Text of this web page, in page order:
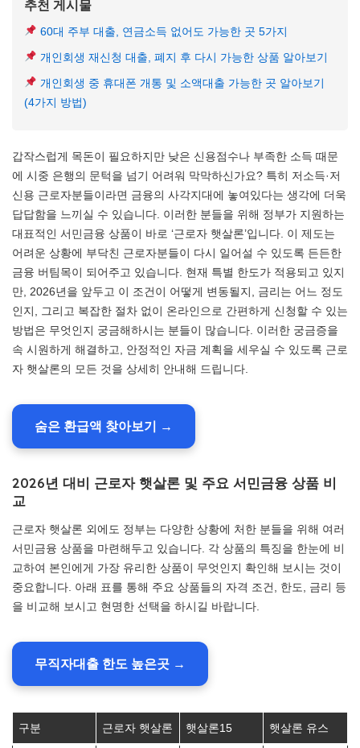
추천 게시물
60대 주부 대출, 연금소득 없어도 가능한 곳 5가지
개인회생 재신청 대출, 폐지 후 다시 가능한 상품 알아보기
개인회생 중 휴대폰 개통 및 소액대출 가능한 곳 알아보기
(4가지 방법)
갑작스럽게 목돈이 필요하지만 낮은 신용점수나 부족한 소득 때문
에 시중 은행의 문턱을 넘기 어려워 막막하신가요? 특히 저소득·저
신용 근로자분들이라면 금융의 사각지대에 놓여있다는 생각에 더욱
답답함을 느끼실 수 있습니다. 이러한 분들을 위해 정부가 지원하는
대표적인 서민금융 상품이 바로 ‘근로자 햇살론’입니다. 이 제도는
어려운 상황에 부닥친 근로자분들이 다시 일어설 수 있도록 든든한
금융 버팀목이 되어주고 있습니다. 현재 특별 한도가 적용되고 있지
만, 2026년을 앞두고 이 조건이 어떻게 변동될지, 금리는 어느 정도
인지, 그리고 복잡한 절차 없이 온라인으로 간편하게 신청할 수 있는
방법은 무엇인지 궁금해하시는 분들이 많습니다. 이러한 궁금증을
속 시원하게 해결하고, 안정적인 자금 계획을 세우실 수 있도록 근로
자 햇살론의 모든 것을 상세히 안내해 드립니다.
숨은 환급액 찾아보기 →
2026년 대비 근로자 햇살론 및 주요 서민금융 상품 비
교
근로자 햇살론 외에도 정부는 다양한 상황에 처한 분들을 위해 여러
서민금융 상품을 마련해두고 있습니다. 각 상품의 특징을 한눈에 비
교하여 본인에게 가장 유리한 상품이 무엇인지 확인해 보시는 것이
중요합니다. 아래 표를 통해 주요 상품들의 자격 조건, 한도, 금리 등
을 비교해 보시고 현명한 선택을 하시길 바랍니다.
무직자대출 한도 높은곳 →
구분 근로자 햇살론 햇살론15 햇살론 유스